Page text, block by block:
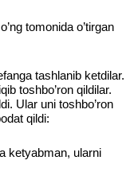
tomonida o’tirgan
tashlanib ketdilar.
toshbo’ron qildilar.
Ular uni toshbo’ron
qildi:
ketyabman, ularni